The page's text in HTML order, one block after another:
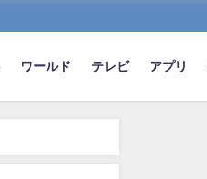
ワールド テレビ アプリ